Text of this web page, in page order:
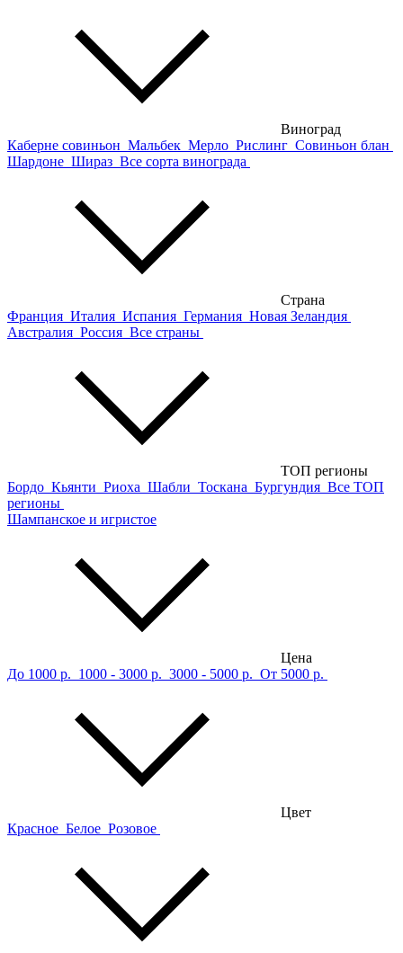
Виноград
Каберне совиньон Мальбек Мерло Рислинг Совиньон блан
Шардоне Шираз Все сорта винограда
Страна
Франция Италия Испания Германия Новая Зеландия
Австралия Россия Все страны
ТОП регионы
Бордо Кьянти Риоха Шабли Тоскана Бургундия Все ТОП
регионы
Шампанское и игристое
Цена
До 1000 р. 1000 - 3000 р. 3000 - 5000 р. От 5000 р.
Цвет
Красное Белое Розовое